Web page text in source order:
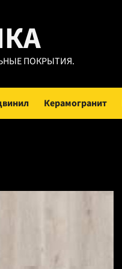
ПОКРЫТИЯ.
Керамогранит